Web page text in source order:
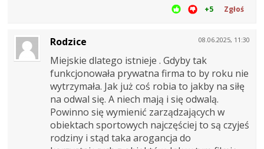
+5 Zgłoś
08.06.2025, 11:30
Rodzice
Miejskie dlatego istnieje . Gdyby tak
funkcjonowała prywatna firma to by roku nie
wytrzymała. Jak już coś robia to jakby na siłę
na odwal się. A niech mają i się odwalą.
Powinno się wymienić zarządzających w
obiektach sportowych najczęściej to są czyjeś
rodziny i stąd taka arogancja do